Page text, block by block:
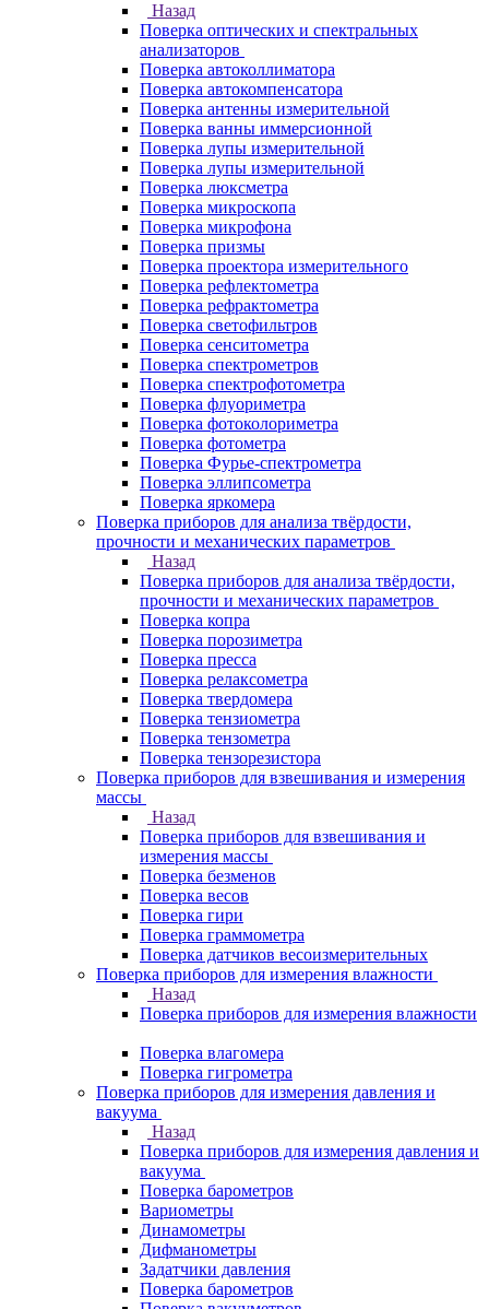
Назад
Поверка оптических и спектральных
анализаторов
Поверка автоколлиматора
Поверка автокомпенсатора
Поверка антенны измерительной
Поверка ванны иммерсионной
Поверка лупы измерительной
Поверка лупы измерительной
Поверка люксметра
Поверка микроскопа
Поверка микрофона
Поверка призмы
Поверка проектора измерительного
Поверка рефлектометра
Поверка рефрактометра
Поверка светофильтров
Поверка сенситометра
Поверка спектрометров
Поверка спектрофотометра
Поверка флуориметра
Поверка фотоколориметра
Поверка фотометра
Поверка Фурье-спектрометра
Поверка эллипсометра
Поверка яркомера
Поверка приборов для анализа твёрдости,
прочности и механических параметров
Назад
Поверка приборов для анализа твёрдости,
прочности и механических параметров
Поверка копра
Поверка порозиметра
Поверка пресса
Поверка релаксометра
Поверка твердомера
Поверка тензиометра
Поверка тензометра
Поверка тензорезистора
Поверка приборов для взвешивания и измерения
массы
Назад
Поверка приборов для взвешивания и
измерения массы
Поверка безменов
Поверка весов
Поверка гири
Поверка граммометра
Поверка датчиков весоизмерительных
Поверка приборов для измерения влажности
Назад
Поверка приборов для измерения влажности
Поверка влагомера
Поверка гигрометра
Поверка приборов для измерения давления и
вакуума
Назад
Поверка приборов для измерения давления и
вакуума
Поверка барометров
Вариометры
Динамометры
Дифманометры
Задатчики давления
Поверка барометров